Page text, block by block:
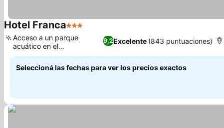
Hotel Franca3 Estrellas
9,2Excelente (843 puntuaciones)
Acceso a un parque
acuático en el
establecimiento
Seleccioná las fechas para ver los precios exactos